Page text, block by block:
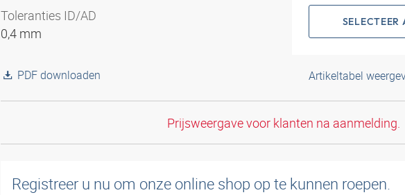
Toleranties ID/AD
0,4 mm
PDF downloaden
SELECTEER
Artikeltabel
Prijsweergave voor klanten na aanmelding.
Registreer u nu om onze online shop op te kunnen roepen.